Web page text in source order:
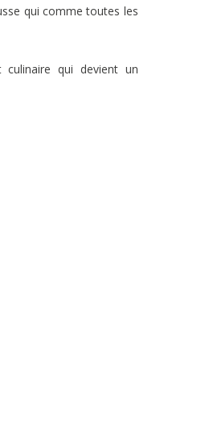
qui comme toutes les
qui devient un